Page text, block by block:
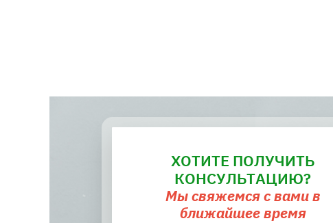
ХОТИТЕ ПОЛУЧИТЬ
КОНСУЛЬТАЦИЮ?
Мы свяжемся с вами в
ближайшее время